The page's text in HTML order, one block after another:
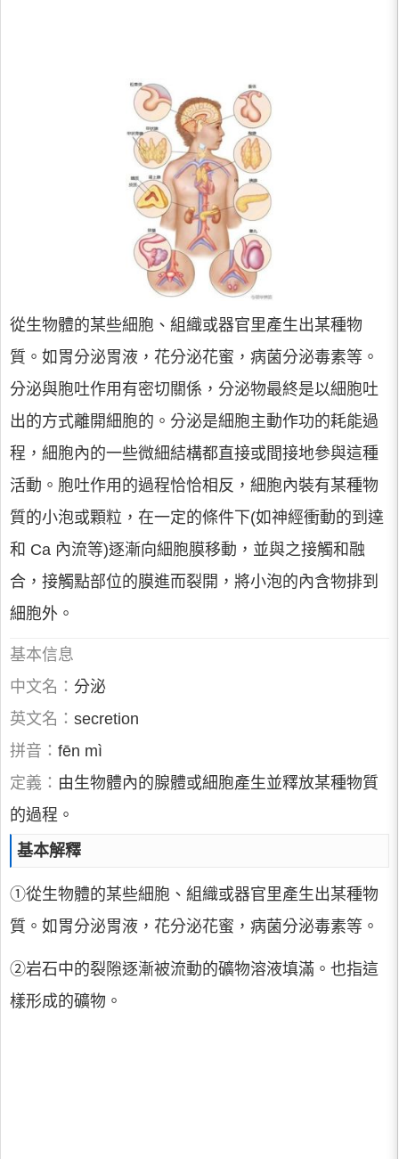
從生物體的某些細胞、組織或器官里產生出某種物
質。如胃分泌胃液，花分泌花蜜，病菌分泌毒素等。
分泌與胞吐作用有密切關係，分泌物最終是以細胞吐
出的方式離開細胞的。分泌是細胞主動作功的耗能過
程，細胞內的一些微細結構都直接或間接地參與這種
活動。胞吐作用的過程恰恰相反，細胞內裝有某種物
質的小泡或顆粒，在一定的條件下(如神經衝動的到達
和 Ca 內流等)逐漸向細胞膜移動，並與之接觸和融
合，接觸點部位的膜進而裂開，將小泡的內含物排到
細胞外。
基本信息
中文名： 分泌
英文名： secretion
拼音： fēn mì
定義： 由生物體內的腺體或細胞產生並釋放某種物質
的過程。
基本解釋
①從生物體的某些細胞、組織或器官里產生出某種物
質。如胃分泌胃液，花分泌花蜜，病菌分泌毒素等。
②岩石中的裂隙逐漸被流動的礦物溶液填滿。也指這
樣形成的礦物。